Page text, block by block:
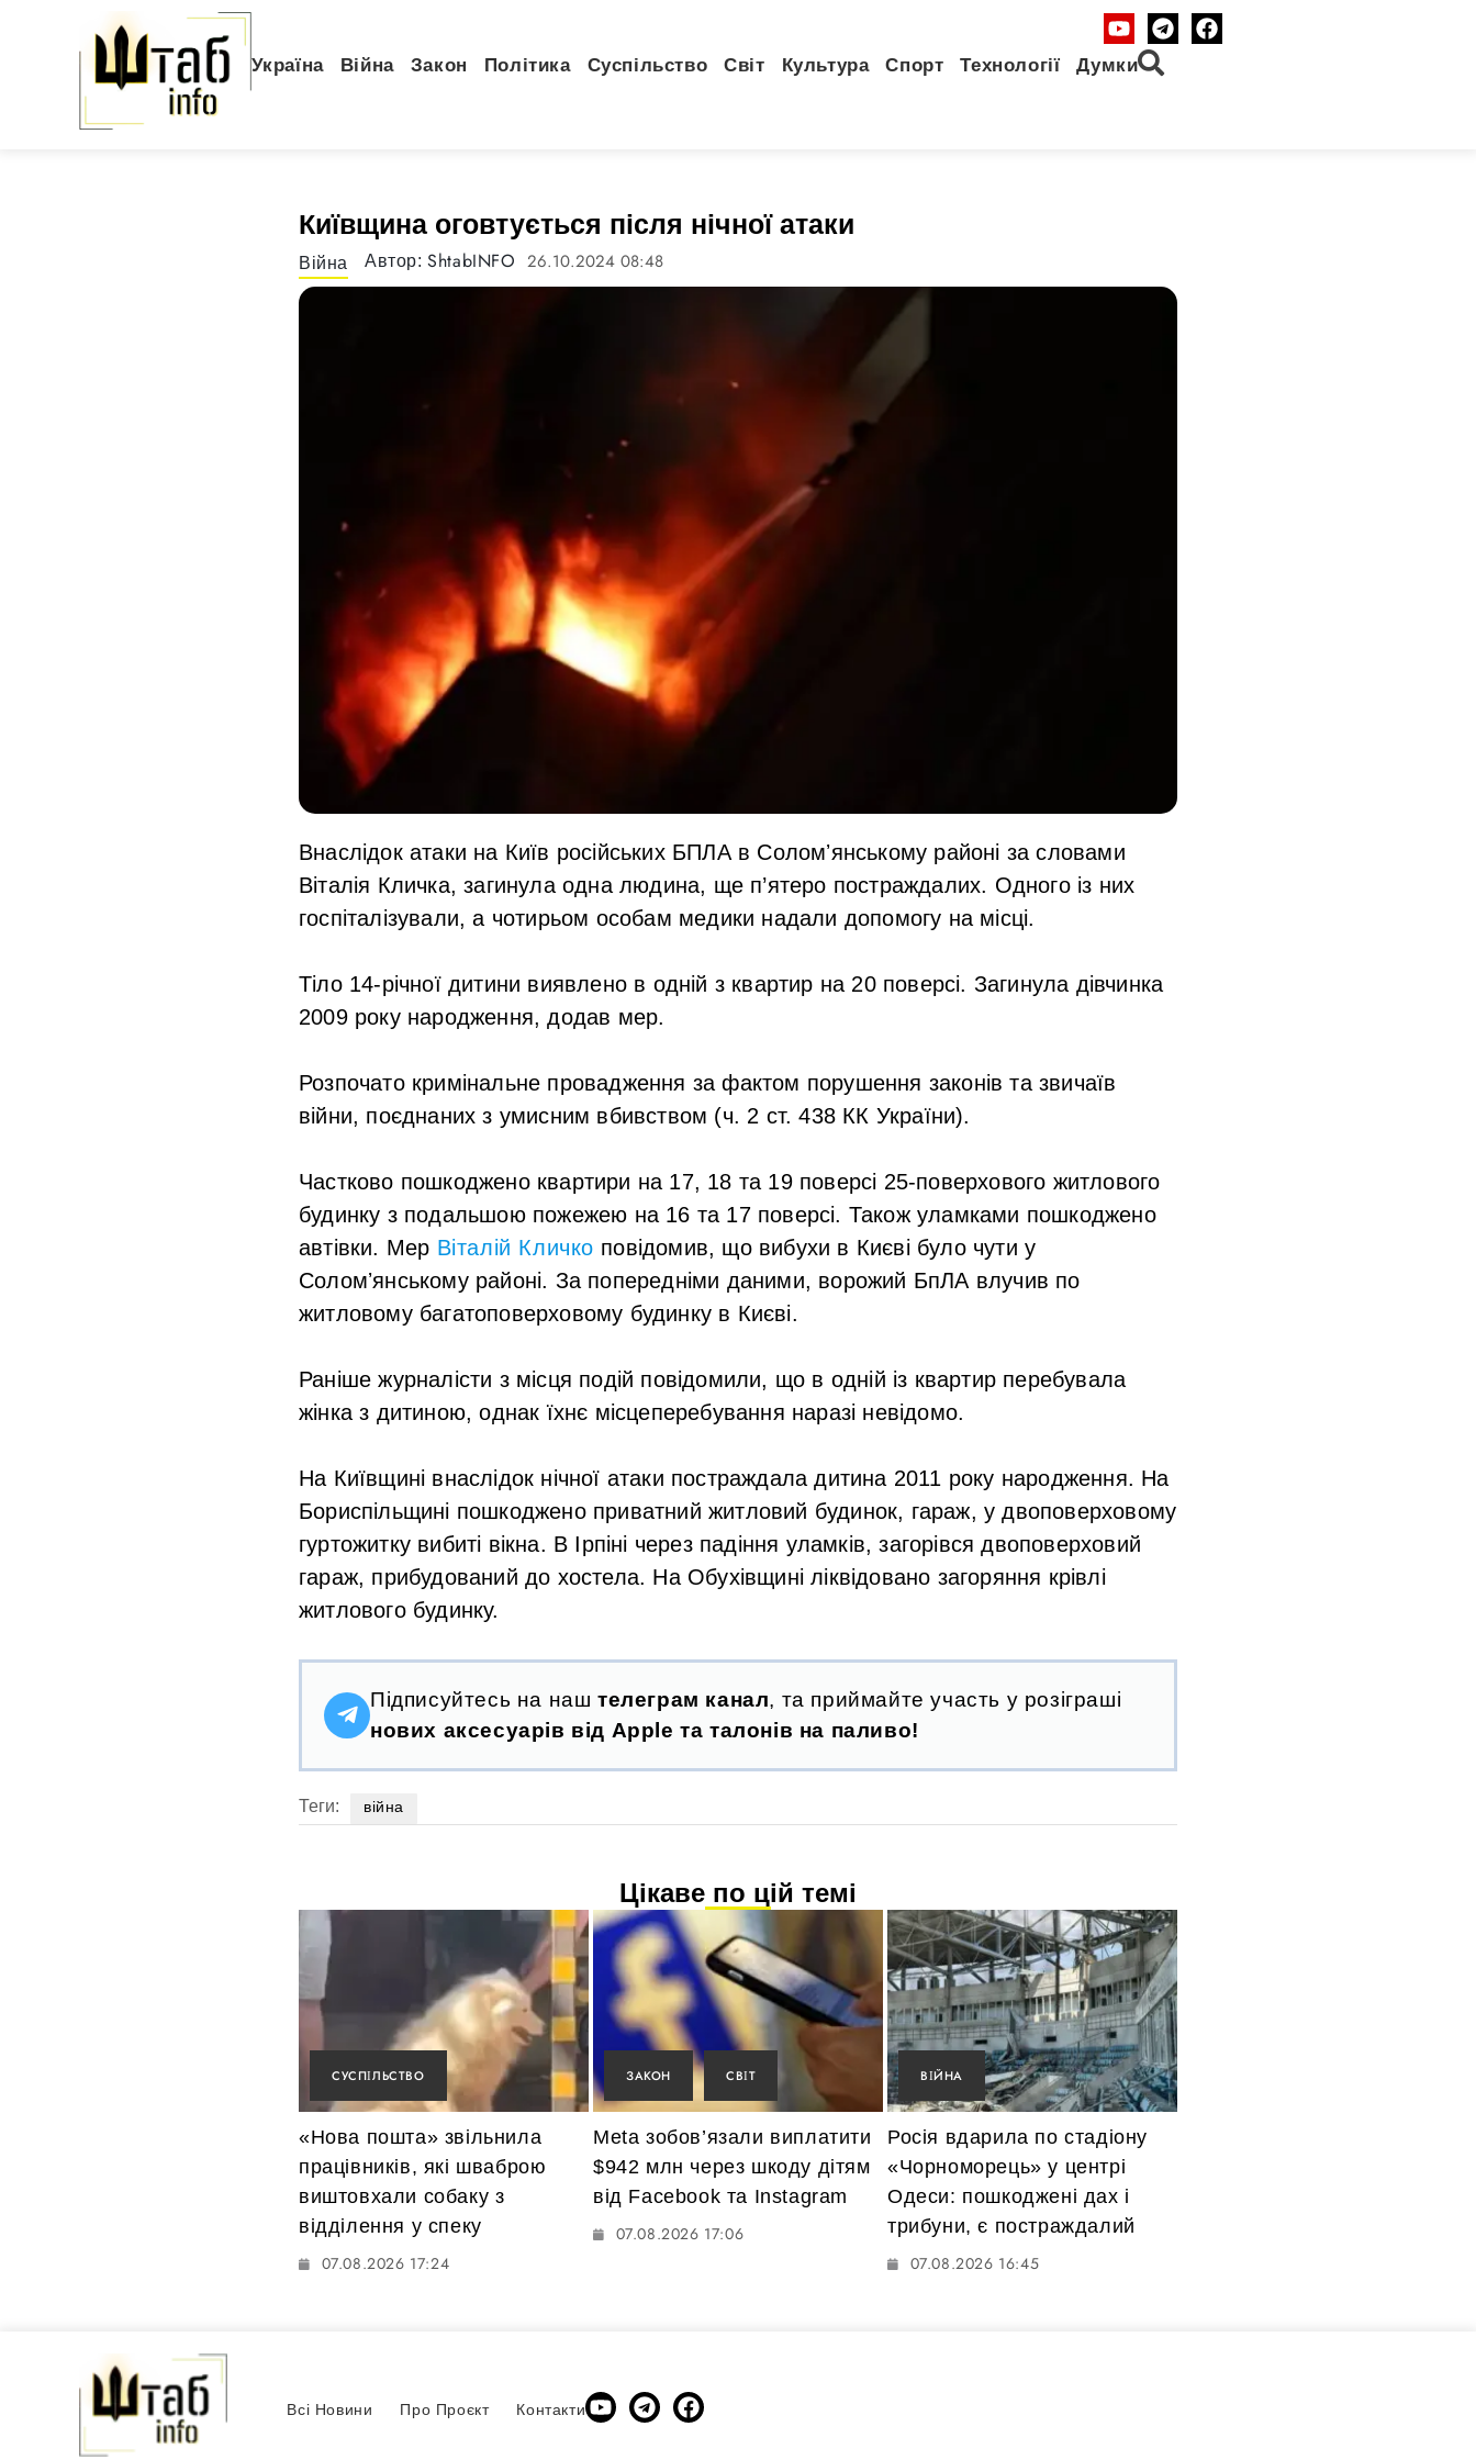
Україна Війна Закон Політика Суспільство Світ Культура Спорт Технології Думки
Київщина оговтується після нічної атаки
Війна Автор:ShtabINFO 26.10.2024 08:48
Внаслідок атаки на Київ російських БПЛА в Соломʼянському районі за словами
Віталія Кличка,загинула одна людина, ще п’ятеро постраждалих. Одного із них
госпіталізували, а чотирьом особам медики надали допомогу на місці.
Тіло 14-річної дитини виявлено в одній з квартир на 20 поверсі. Загинула дівчинка
2009 року народження, додав мер.
Розпочато кримінальне провадження за фактом порушення законів та звичаїв
війни, поєднаних з умисним вбивством (ч. 2 ст. 438 КК України).
Частково пошкоджено квартири на 17, 18 та 19 поверсі 25-поверхового житлового
будинку з подальшою пожежею на 16 та 17 поверсі. Також уламками пошкоджено
автівки. Мер Віталій Кличко повідомив, що вибухи в Києві було чутиу
Соломʼянському районі. За попередніми даними, ворожий БпЛА влучив по
житловому багатоповерховому будинку в Києві.
Раніше журналісти з місця подій повідомили, що в одній із квартир перебувала
жінка з дитиною, однак їхнє місцеперебування наразі невідомо.
На Київщині внаслідок нічної атаки постраждала дитина 2011 року народження. На
Бориспільщині пошкоджено приватний житловий будинок, гараж, у двоповерховому
гуртожитку вибиті вікна. В Ірпіні через падіння уламків, загорівся двоповерховий
гараж, прибудований до хостела. На Обухівщині ліквідовано загоряння крівлі
житлового будинку.
Підписуйтесь на наш телеграм канал, та приймайте участь у розіграші
нових аксесуарів від Apple та талонів на паливо!
Теги: війна
Цікаве по цій темі
СУСПІЛЬСТВО
«Нова пошта» звільнила
працівників, які шваброю
виштовхали собаку з
відділення у спеку
07.08.2026 17:24
ЗАКОН СВІТ
Meta зобов’язали виплатити
$942 млн через шкоду дітям
від Facebook та Instagram
07.08.2026 17:06
ВІЙНА
Росія вдарила по стадіону
«Чорноморець» у центрі
Одеси: пошкоджені дах і
трибуни, є постраждалий
07.08.2026 16:45
Всі Новини Про Проєкт Контакти